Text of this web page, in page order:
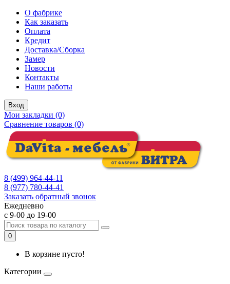
О фабрике
Как заказать
Оплата
Кредит
Доставка/Сборка
Замер
Новости
Контакты
Наши работы
Вход
Мои закладки (0)
Сравнение товаров (0)
8 (499) 964-44-11
8 (977) 780-44-41
Заказать обратный звонок
Ежедневно
с 9-00 до 19-00
0
В корзине пусто!
Категории